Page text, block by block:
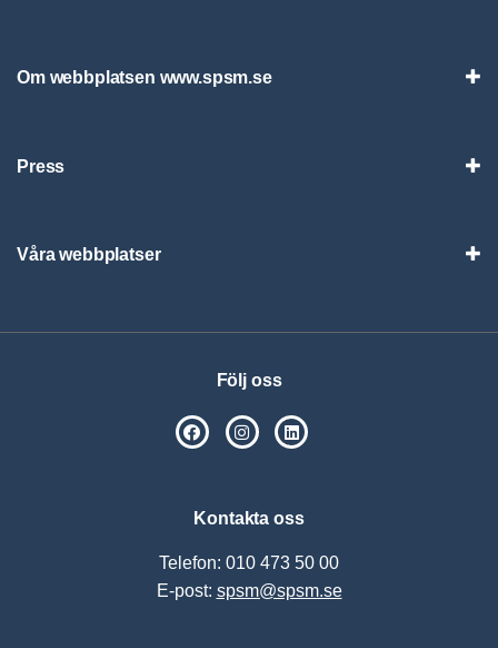
Om webbplatsen www.spsm.se
Press
Våra webbplatser
Följ oss
SPSM på Facebook
SPSM på Instagram
Kontakta oss
Telefon: 010 473 50 00
E-post: spsm@spsm.se